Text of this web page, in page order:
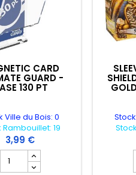
GUARD - CORTEX -
CARD
GUARD -
130 PT
Ville du Bois: 0
Rambouillet: 19
3,99 €
Champ quantité du produit